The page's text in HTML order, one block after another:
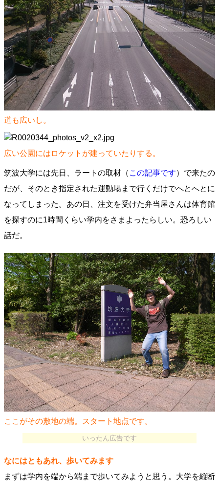
道も広いし。
広い公園にはロケットが建っていたりする。
筑波大学には先日、ラートの取材（ この記事です）で来たの
だが、そのとき指定された運動場まで行くだけでへとへとに
なってしまった。あの日、注文を受けた弁当屋さんは体育館
を探すのに1時間くらい学内をさまよったらしい。恐ろしい
話だ。
ここがその敷地の端。スタート地点です。
いったん広告です
なにはともあれ、歩いてみます
まずは学内を端から端まで歩いてみようと思う。大学を縦断